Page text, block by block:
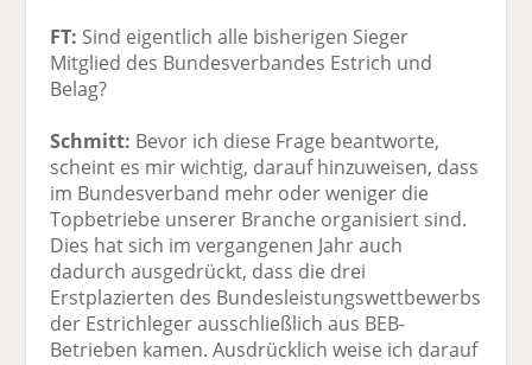
FT: Sind eigentlich alle bisherigen Sieger
Mitglied des Bundesverbandes Estrich und
Belag?
Schmitt: Bevor ich diese Frage beantworte,
scheint es mir wichtig, darauf hinzuweisen, dass
im Bundesverband mehr oder weniger die
Topbetriebe unserer Branche organisiert sind.
Dies hat sich im vergangenen Jahr auch
dadurch ausgedrückt, dass die drei
Erstplazierten des Bundesleistungswettbewerbs
der Estrichleger ausschließlich aus BEB-
Betrieben kamen. Ausdrücklich weise ich darauf